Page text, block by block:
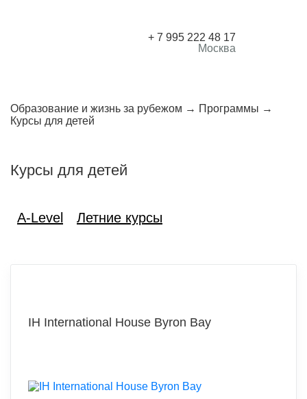
+ 7 995 222 48 17
Москва
Образование и жизнь за рубежом
Программы
Курсы для детей
Курсы для детей
A-Level Летние курсы
IH International House Byron Bay